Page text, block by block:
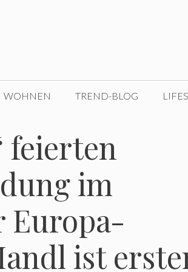
WOHNEN TREND-BLOG
feierten
im
Europa-
ist